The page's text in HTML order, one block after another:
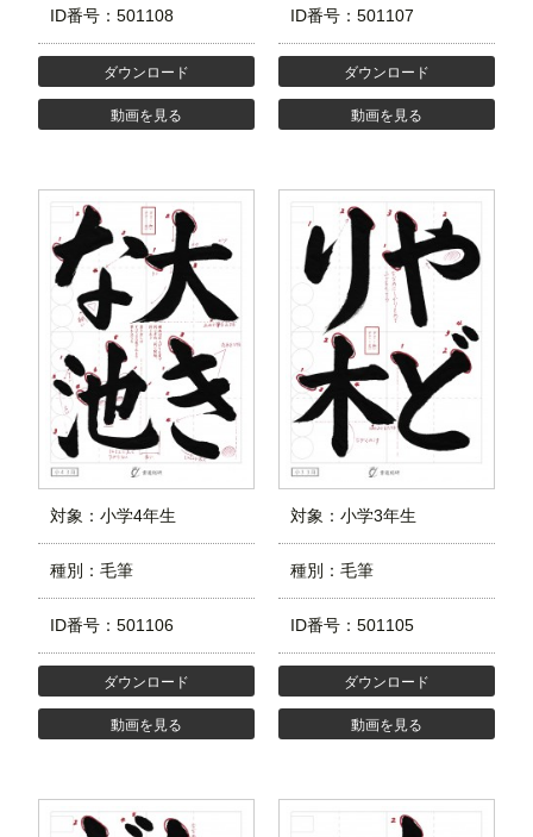
ID番号：501108
ダウンロード
動画を見る
ID番号：501107
ダウンロード
動画を見る
対象：小学4年生
種別：毛筆
ID番号：501106
ダウンロード
動画を見る
対象：小学3年生
種別：毛筆
ID番号：501105
ダウンロード
動画を見る